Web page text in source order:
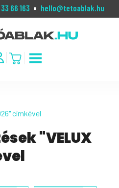
66 163 hello@tetoablak.hu
címkével
"VELUX